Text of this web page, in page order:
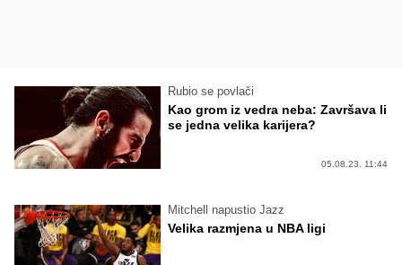
Rubio se povlači
Kao grom iz vedra neba: Završava li
se jedna velika karijera?
05.08.23. 11:44
Mitchell napustio Jazz
Velika razmjena u NBA ligi